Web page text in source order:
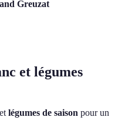
Greuzat
et légumes
et légumes de saison pour un